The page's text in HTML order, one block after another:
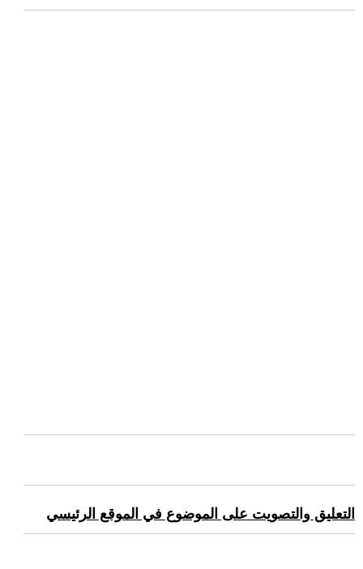
التعليق والتصويت على الموضوع في الموقع الرئيسي